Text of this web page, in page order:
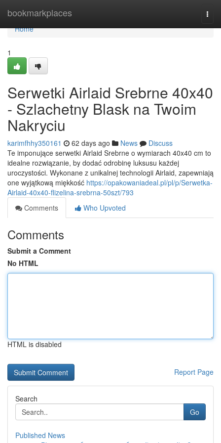
bookmarkplaces
Home
Home
1
Serwetki Airlaid Srebrne 40x40
- Szlachetny Blask na Twoim
Nakryciu
karimfhhy350161 62 days ago News
Discuss
Te imponujące serwetki Airlaid Srebrne o wymiarach 40x40 cm to
idealne rozwiązanie, by dodać odrobinę luksusu każdej
uroczystości. Wykonane z unikalnej technologii Airlaid, zapewniają
one wyjątkową miękkość https://opakowaniadeal.pl/pl/p/Serwetka-
Airlaid-40x40-flizelina-srebrna-50szt/793
Comments
Who Upvoted
Comments
Submit a Comment
No HTML
HTML is disabled
Report Page
Search
Go
Published News